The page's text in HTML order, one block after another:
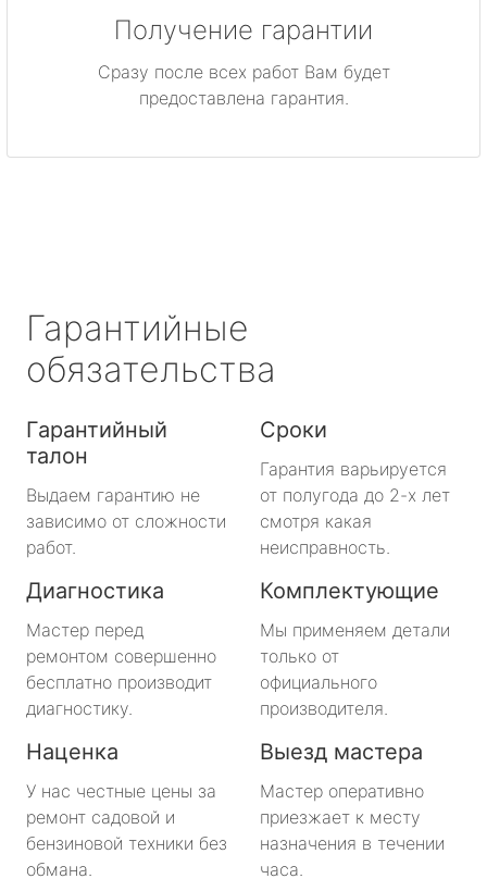
Получение гарантии
Сразу после всех работ Вам будет
предоставлена гарантия.
Гарантийные
обязательства
Гарантийный
талон
Выдаем гарантию не
зависимо от сложности
работ.
Сроки
Гарантия варьируется
от полугода до 2-х лет
смотря какая
неисправность.
Диагностика
Мастер перед
ремонтом совершенно
бесплатно производит
диагностику.
Комплектующие
Мы применяем детали
только от
официального
производителя.
Наценка
У нас честные цены за
ремонт садовой и
бензиновой техники без
обмана.
Выезд мастера
Мастер оперативно
приезжает к месту
назначения в течении
часа.